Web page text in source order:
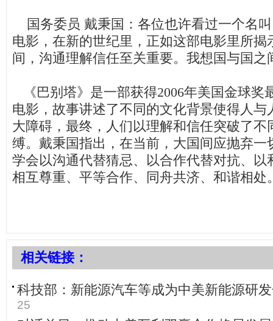
国务委员 戴秉国：各位也许看过一个名
电影，在新的世纪里，正如这部电影里所揭
间，沟通理解信任至关重要。我想国与国之
《巴别塔》是一部获得2006年美国金球奖
电影，故事讲述了不同的文化背景使得人与
大障碍，最终，人们以理解和信任突破了不
缚。戴秉国指出，在当前，大国间应抛弃一
学会以沟通代替猜忌、以合作代替对抗、以
相互尊重、平等合作、同舟共济、和谐相处
相关链接：
科技部：新能源汽车等成为中美新能源研
25